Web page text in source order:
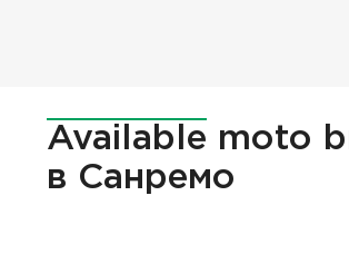
Available moto
в Санремо